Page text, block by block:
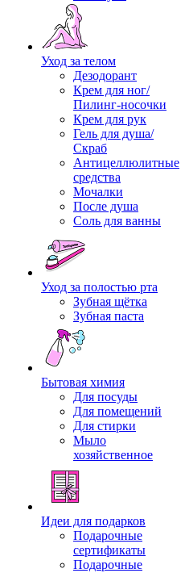
Уход за телом
Дезодорант
Крем для ног/
Пилинг-носочки
Крем для рук
Гель для душа/
Скраб
Антицеллюлитные
средства
Мочалки
После душа
Соль для ванны
Уход за полостью рта
Зубная щётка
Зубная паста
Бытовая химия
Для посуды
Для помещений
Для стирки
Мыло
хозяйственное
Идеи для подарков
Подарочные
сертификаты
Подарочные